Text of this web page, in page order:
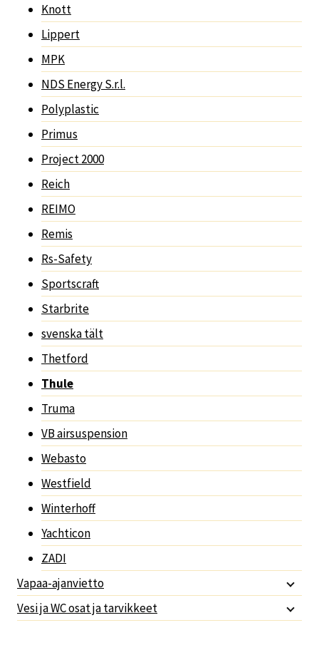
Knott
Lippert
MPK
NDS Energy S.r.l.
Polyplastic
Primus
Project 2000
Reich
REIMO
Remis
Rs-Safety
Sportscraft
Starbrite
svenska tält
Thetford
Thule
Truma
VB airsuspension
Webasto
Westfield
Winterhoff
Yachticon
ZADI
Vapaa-ajanvietto
Vesi ja WC osat ja tarvikkeet